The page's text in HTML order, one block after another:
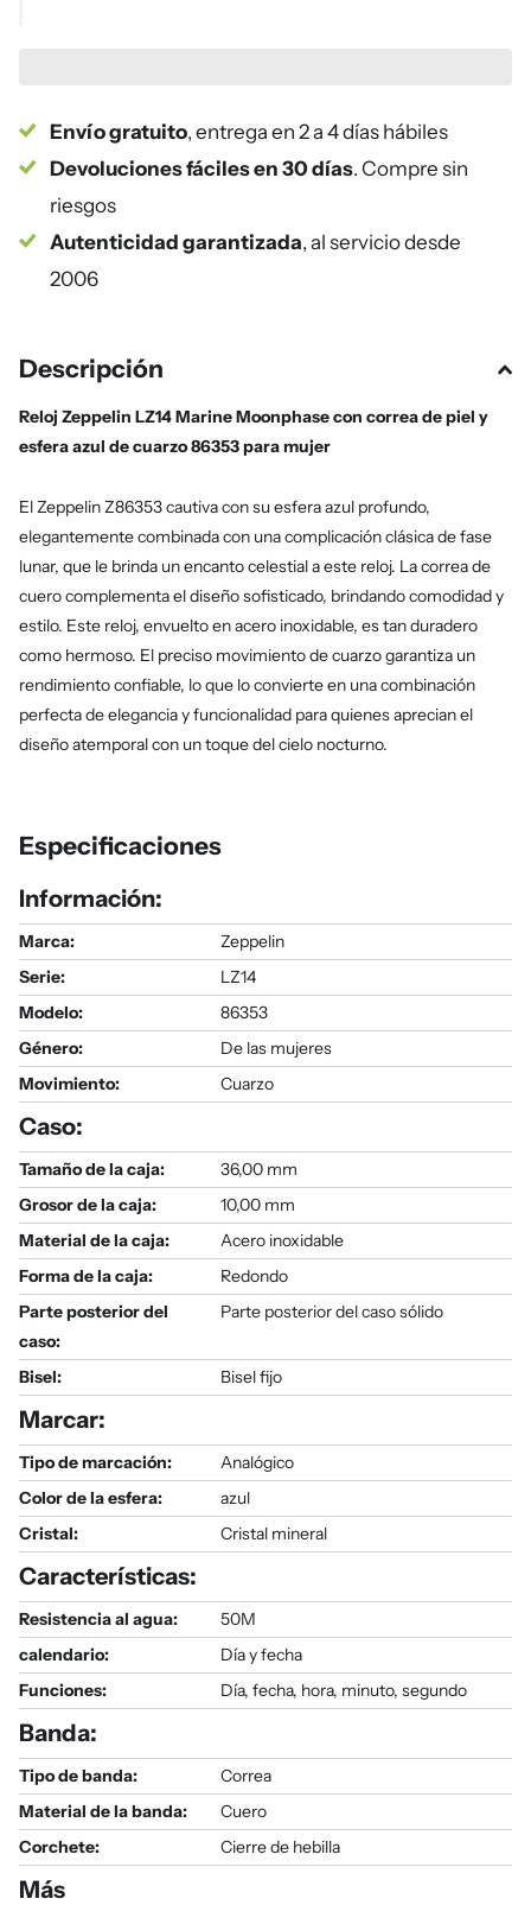
Envío gratuito, entrega en 2 a 4 días hábiles
Devoluciones fáciles en 30 días. Compre sin
riesgos
Autenticidad garantizada, al servicio desde
2006
Descripción
Reloj Zeppelin LZ14 Marine Moonphase con correa de piel y
esfera azul de cuarzo 86353 para mujer
El Zeppelin Z86353 cautiva con su esfera azul profundo,
elegantemente combinada con una complicación clásica de fase
lunar, que le brinda un encanto celestial a este reloj. La correa de
cuero complementa el diseño sofisticado, brindando comodidad y
estilo. Este reloj, envuelto en acero inoxidable, es tan duradero
como hermoso. El preciso movimiento de cuarzo garantiza un
rendimiento confiable, lo que lo convierte en una combinación
perfecta de elegancia y funcionalidad para quienes aprecian el
diseño atemporal con un toque del cielo nocturno.
Especificaciones
Información:
Marca:
Zeppelin
Serie:
LZ14
Modelo:
86353
Género:
De las mujeres
Movimiento:
Cuarzo
Caso:
Tamaño de la caja:
36,00 mm
Grosor de la caja:
10,00 mm
Material de la caja:
Acero inoxidable
Forma de la caja:
Redondo
Parte posterior del
caso:
Parte posterior del caso sólido
Bisel: Bisel fijo
Marcar:
Tipo de marcación:
Analógico
Color de la esfera:
azul
Cristal:
Cristal mineral
Características:
Resistencia al agua:
50M
calendario:
Día y fecha
Funciones:
Día, fecha, hora, minuto, segundo
Banda:
Tipo de banda:
Correa
Material de la banda:
Cuero
Corchete:
Cierre de hebilla
Más